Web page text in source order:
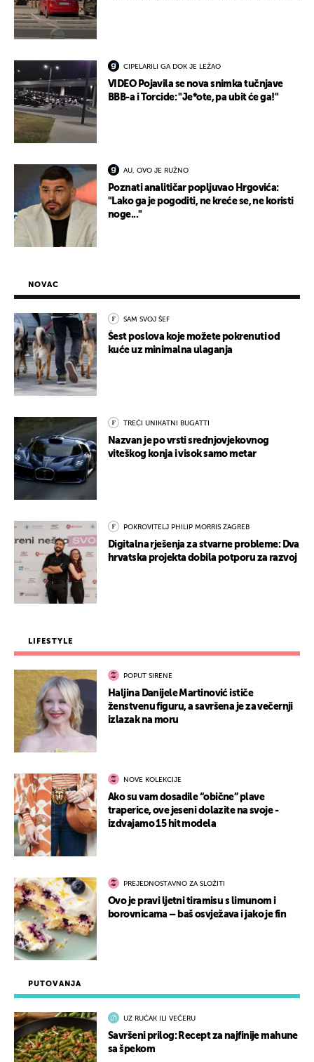
CIPELARILI GA DOK JE LEŽAO
VIDEO Pojavila se nova snimka tučnjave
BBB-a i Torcide: "Je*ote, pa ubit će ga!"
AU, OVO JE RUŽNO
Poznati analitičar popljuvao Hrgovića:
"Lako ga je pogoditi, ne kreće se, ne koristi
noge..."
PUTOVANJA
UZ RUČAK ILI VEČERU
Savršeni prilog: Recept za najfinije mahune
sa špekom
NOVAC
SAM SVOJ ŠEF
Šest poslova koje možete pokrenuti od
kuće uz minimalna ulaganja
TREĆI UNIKATNI BUGATTI
Nazvan je po vrsti srednjovjekovnog
viteškog konja i visok samo metar
POKROVITELJ PHILIP MORRIS ZAGREB
Digitalna rješenja za stvarne probleme: Dva
hrvatska projekta dobila potporu za razvoj
LIFESTYLE
POPUT SIRENE
Haljina Danijele Martinović ističe
ženstvenu figuru, a savršena je za večernji
izlazak na moru
NOVE KOLEKCIJE
Ako su vam dosadile “obične” plave
traperice, ove jeseni dolazite na svoje -
izdvajamo 15 hit modela
PREJEDNOSTAVNO ZA SLOŽITI
Ovo je pravi ljetni tiramisu s limunom i
borovnicama – baš osvježava i jako je fin